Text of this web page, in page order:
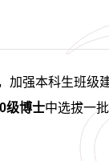
加强本科生班级
级博士中选拔一